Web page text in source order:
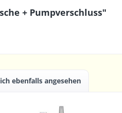
+ Pumpverschluss"
ebenfalls angesehen